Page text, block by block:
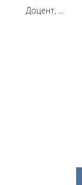
Доцент, ...